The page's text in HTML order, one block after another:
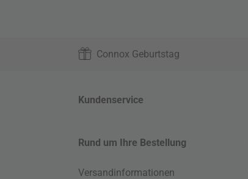
Connox Geburtstag
Kundenservice
Rund um Ihre Bestellung
Versandinformationen